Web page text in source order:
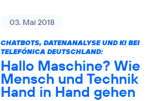
03. Mai 2018
CHATBOTS, DATENANALYSE UND KI BEI
TELEFÓNICA DEUTSCHLAND:
Hallo Maschine? Wie
Mensch und Technik
Hand in Hand gehen